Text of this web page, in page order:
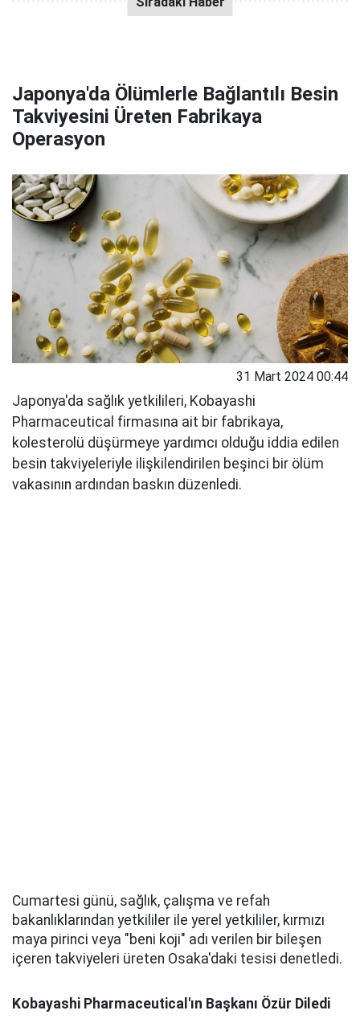
Japonya'da Ölümlerle Bağlantılı Besin
Takviyesini Üreten Fabrikaya
Operasyon
31 Mart 2024 00:44
Japonya'da sağlık yetkilileri, Kobayashi
Pharmaceutical firmasına ait bir fabrikaya,
kolesterolü düşürmeye yardımcı olduğu iddia edilen
besin takviyeleriyle ilişkilendirilen beşinci bir ölüm
vakasının ardından baskın düzenledi.
Cumartesi günü, sağlık, çalışma ve refah
bakanlıklarından yetkililer ile yerel yetkililer, kırmızı
maya pirinci veya "beni koji" adı verilen bir bileşen
içeren takviyeleri üreten Osaka'daki tesisi denetledi.
Kobayashi Pharmaceutical'ın Başkanı Özür Diledi